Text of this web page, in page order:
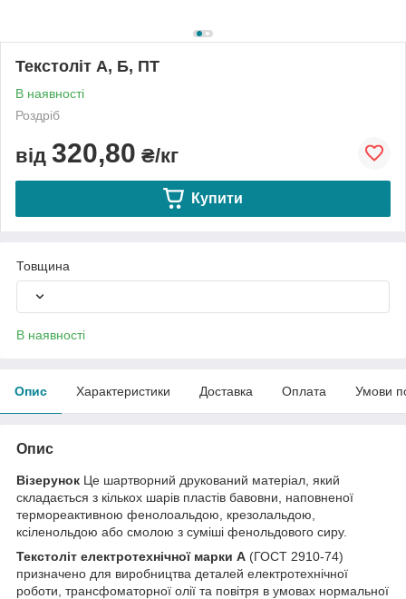
Текстоліт А, Б, ПТ
В наявності
Роздріб
від 320,80 ₴/кг
Купити
Товщина
В наявності
Опис Характеристики Доставка Оплата Умови
Опис
Візерунок Це шартворний друкований матеріал, який
складається з кількох шарів пластів бавовни, наповненої
термореактивною фенолоальдою, крезолальдою,
ксіленольдою або смолою з суміші фенольдового сиру.
Текстоліт електротехнічної марки А (ГОСТ 2910-74)
призначено для виробництва деталей електротехнічної
роботи, трансфоматорної олії та повітря в умовах нормальної